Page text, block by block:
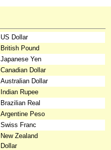
US Dollar
British Pound
Japanese Yen
Canadian Dollar
Australian Dollar
Indian Rupee
Brazilian Real
Argentine Peso
Swiss Franc
New Zealand
Dollar